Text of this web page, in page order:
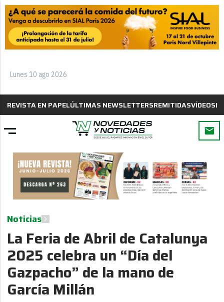
Lunes 10 ago 2026
REVISTA EN PAPELÚLTIMAS NEWSLETTERSREMITIDASVÍDEOS
Noticias
La Feria de Abril de Catalunya
2025 celebra un “Día del
Gazpacho” de la mano de
García Millán